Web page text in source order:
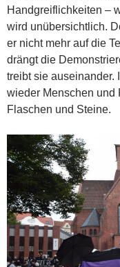
Handgreiflichkeiten –
wird unübersichtlich.
er nicht mehr auf die
drängt die
treibt sie auseinander.
wieder Menschen und
Flaschen und Steine.